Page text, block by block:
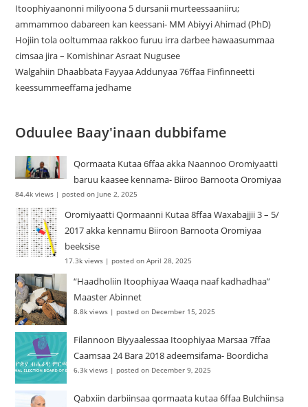
Itoophiyaanonni miliyoona 5 dursanii murteessaaniiru;
ammammoo dabareen kan keessani- MM Abiyyi Ahimad (PhD)
Hojiin tola ooltummaa rakkoo furuu irra darbee hawaasummaa
cimsaa jira – Komishinar Asraat Nugusee
Walgahiin Dhaabbata Fayyaa Addunyaa 76ffaa Finfinneetti
keessummeeffama jedhame
Oduulee Baay'inaan dubbifame
Qormaata Kutaa 6ffaa akka Naannoo Oromiyaatti
baruu kaasee kennama- Biiroo Barnoota Oromiyaa
84.4k views |posted on June 2, 2025
Oromiyaatti Qormaanni Kutaa 8ffaa Waxabajjii 3 – 5/
2017 akka kennamu Biiroon Barnoota Oromiyaa
beeksise
17.3k views |posted on April 28, 2025
“Haadholiin Itoophiyaa Waaqa naaf kadhadhaa”
Maaster Abinnet
8.8k views |posted on December 15, 2025
Filannoon Biyyaalessaa Itoophiyaa Marsaa 7ffaa
Caamsaa 24 Bara 2018 adeemsifama- Boordicha
6.3k views |posted on December 9, 2025
Qabxiin darbiinsaa qormaata kutaa 6ffaa Bulchiinsa